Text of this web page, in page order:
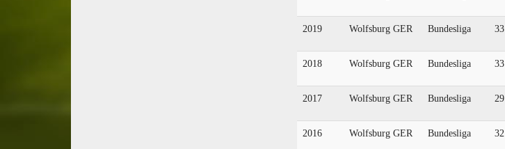
2019 Wolfsburg GER Bundesliga 33
2018 Wolfsburg GER Bundesliga 33
2017 Wolfsburg GER Bundesliga 29
2016 Wolfsburg GER Bundesliga 32